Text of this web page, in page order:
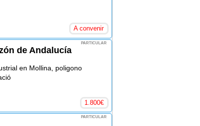
A convenir
PARTICULAR
de Andalucía
en Mollina, poligono
1.800€
PARTICULAR